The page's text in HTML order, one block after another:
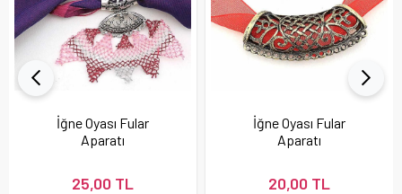
İğne Oyası Fular
Aparatı
25,00 TL
İğne Oyası Fular
Aparatı
20,00 TL